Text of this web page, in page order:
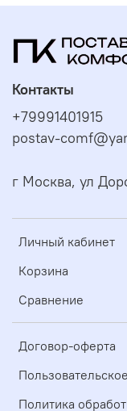
Личный кабинет
Корзина
Сравнение
Договор-оферта
Политика
Контакты
+79991401915
postav-
г Москва, ул